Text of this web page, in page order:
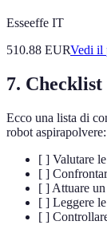
Esseeffe IT
510.88 EURVedi il
7. Checklist
Ecco una lista di
robot aspirapolvere:
[ ] Valutare
[ ]
[ ] Attuare
[ ] Leggere
[ ]